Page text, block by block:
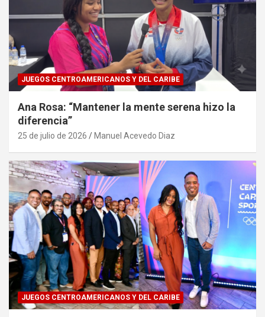
JUEGOS CENTROAMERICANOS Y DEL CARIBE
Ana Rosa: “Mantener la mente serena hizo la
diferencia”
25 de julio de 2026 Manuel Acevedo Diaz
JUEGOS CENTROAMERICANOS Y DEL CARIBE